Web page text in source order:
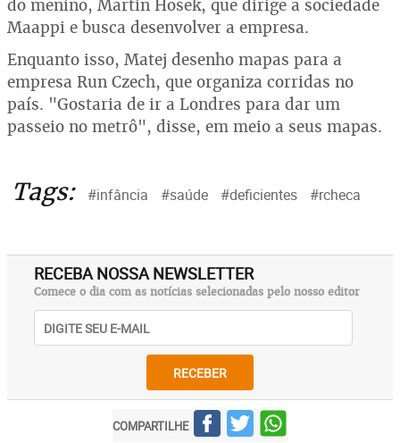
do menino, Martin Hosek, que dirige a sociedade
Maappi e busca desenvolver a empresa.
Enquanto isso, Matej desenho mapas para a
empresa Run Czech, que organiza corridas no
país. "Gostaria de ir a Londres para dar um
passeio no metrô", disse, em meio a seus mapas.
Tags: #infância #saúde #deficientes #rcheca
RECEBA NOSSA NEWSLETTER
Comece o dia com as notícias selecionadas pelo nosso editor
RECEBER
COMPARTILHE